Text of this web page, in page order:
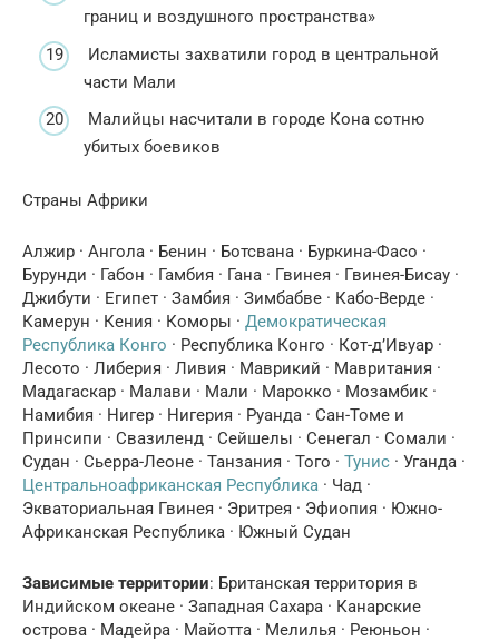
границ и воздушного пространства»
Исламисты захватили город в центральной
части Мали
Малийцы насчитали в городе Кона сотню
убитых боевиков
Страны Африки
Алжир · Ангола · Бенин · Ботсвана · Буркина-Фасо ·
Бурунди · Габон · Гамбия · Гана · Гвинея · Гвинея-Бисау ·
Джибути · Египет · Замбия · Зимбабве · Кабо-Верде ·
Камерун · Кения · Коморы · Демократическая
Республика Конго · Республика Конго · Кот-д’Ивуар ·
Лесото · Либерия · Ливия · Маврикий · Мавритания ·
Мадагаскар · Малави · Мали · Марокко · Мозамбик ·
Намибия · Нигер · Нигерия · Руанда · Сан-Томе и
Принсипи · Свазиленд · Сейшелы · Сенегал · Сомали ·
Судан · Сьерра-Леоне · Танзания · Того · Тунис · Уганда ·
Центральноафриканская Республика · Чад ·
Экваториальная Гвинея · Эритрея · Эфиопия · Южно-
Африканская Республика · Южный Судан
Зависимые территории: Британская территория в
Индийском океане · Западная Сахара · Канарские
острова · Мадейра · Майотта · Мелилья · Реюньон ·